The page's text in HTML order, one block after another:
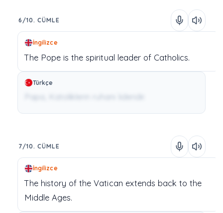
6/10. CÜMLE
İngilizce
The Pope is the spiritual leader of Catholics.
Türkçe
7/10. CÜMLE
İngilizce
The history ofthe Vatican extends back tothe
Middle Ages.